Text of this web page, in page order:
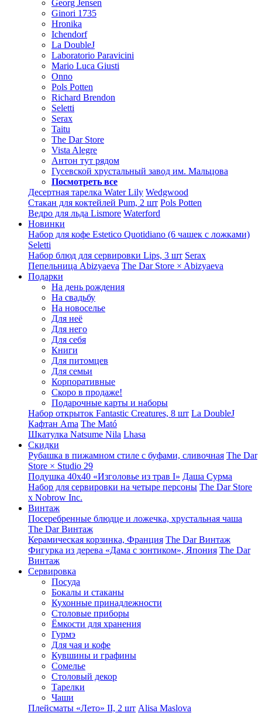
Georg Jensen
Ginori 1735
Hronika
Ichendorf
La DoubleJ
Laboratorio Paravicini
Mario Luca Giusti
Onno
Pols Potten
Richard Brendon
Seletti
Serax
Taitu
The Dar Store
Vista Alegre
Антон тут рядом
Гусевской хрустальный завод им. Мальцова
Посмотреть все
Десертная тарелка Water Lily Wedgwood
Стакан для коктейлей Pum, 2 шт Pols Potten
Ведро для льда Lismore Waterford
Новинки
Набор для кофе Estetico Quotidiano (6 чашек с ложками)
Seletti
Набор блюд для сервировки Lips, 3 шт Serax
Пепельница Abizyaeva The Dar Store × Abizyaeva
Подарки
На день рождения
На свадьбу
На новоселье
Для неё
Для него
Для себя
Книги
Для питомцев
Для семьи
Корпоративные
Скоро в продаже!
Подарочные карты и наборы
Набор открыток Fantastic Creatures, 8 шт La DoubleJ
Кафтан Ama The Mató
Шкатулка Natsume Nila Lhasa
Скидки
Рубашка в пижамном стиле с буфами, сливочная The Dar
Store × Studio 29
Подушка 40x40 «Изголовье из трав I» Даша Сурма
Набор для сервировки на четыре персоны The Dar Store
х Nobrow Inc.
Винтаж
Посеребренные блюдце и ложечка, хрустальная чаша
The Dar Винтаж
Керамическая корзинка, Франция The Dar Винтаж
Фигурка из дерева «Дама с зонтиком», Япония The Dar
Винтаж
Сервировка
Посуда
Бокалы и стаканы
Кухонные принадлежности
Столовые приборы
Ëмкости для хранения
Гурмэ
Для чая и кофе
Кувшины и графины
Сомелье
Столовый декор
Тарелки
Чаши
Плейсматы «Лето» II, 2 шт Alisa Maslova